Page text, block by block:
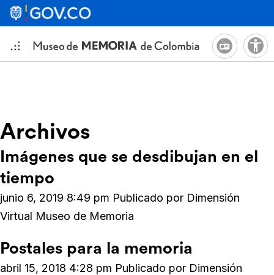
Archivos
Imágenes que se desdibujan en el
tiempo
junio 6, 2019 8:49 pm Publicado por Dimensión
Virtual Museo de Memoria
Postales para la memoria
abril 15, 2018 4:28 pm Publicado por Dimensión